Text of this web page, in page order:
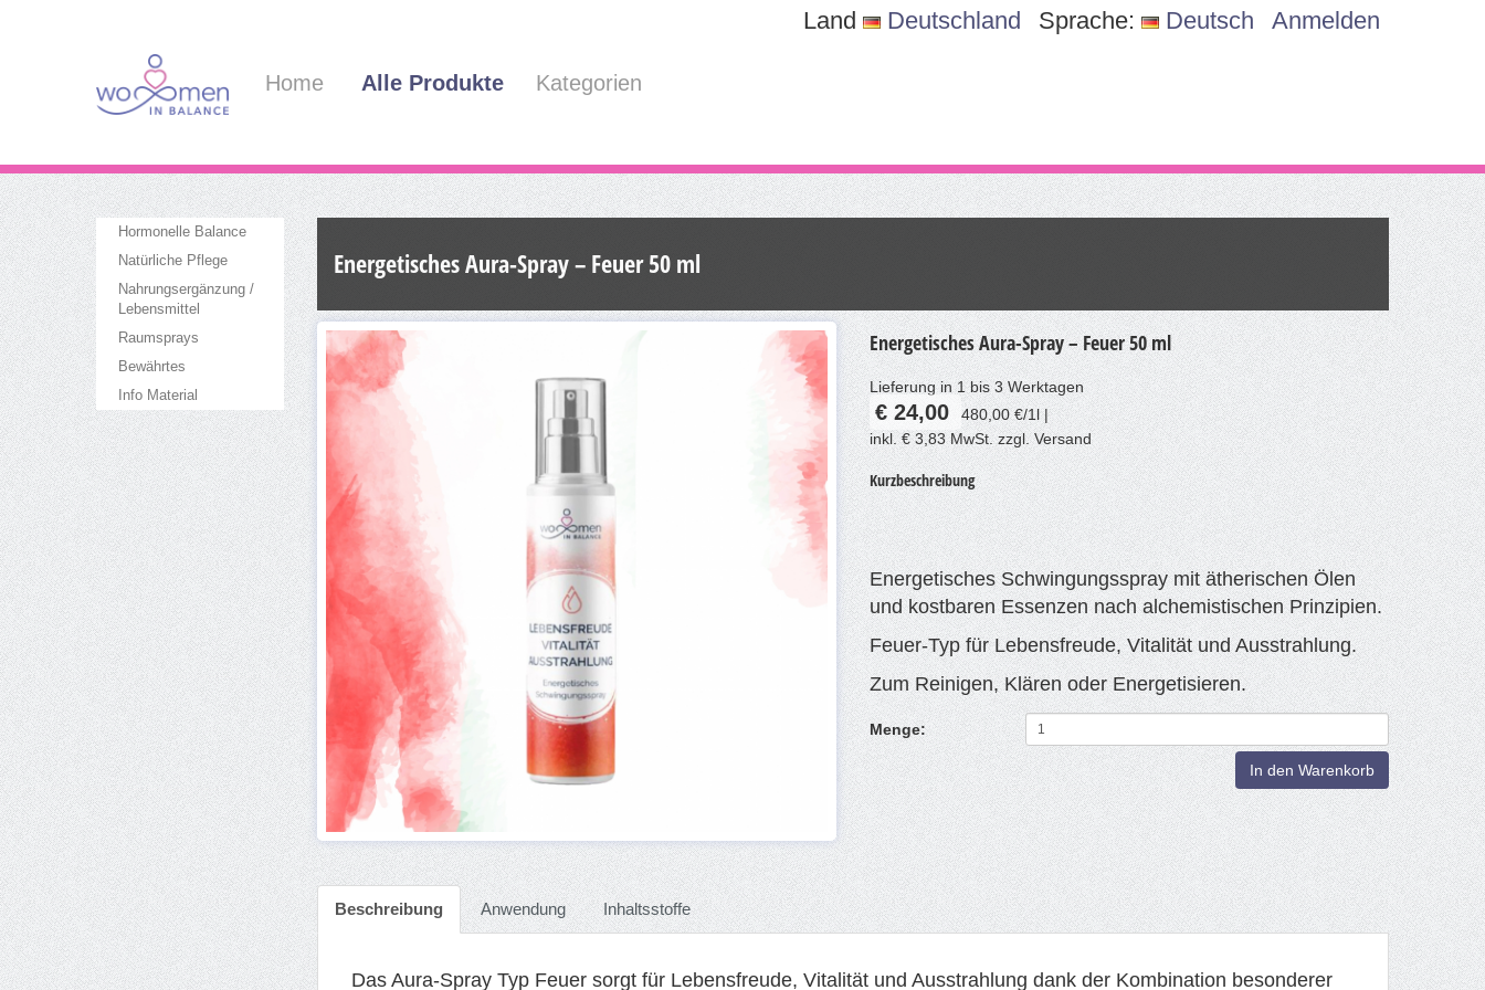
Land Deutschland Sprache: Deutsch Anmelden
Home Alle Produkte Kategorien
Hormonelle Balance
Natürliche Pflege
Nahrungsergänzung /
Lebensmittel
Raumsprays
Bewährtes
Info Material
Energetisches Aura-Spray – Feuer 50 ml
Energetisches Aura-Spray – Feuer 50 ml
Lieferung in 1 bis 3 Werktagen
€ 24,00
480,00 €/1l |
inkl. € 3,83 MwSt. zzgl. Versand
Kurzbeschreibung
Energetisches Schwingungsspray mit ätherischen Ölen
und kostbaren Essenzen nach alchemistischen Prinzipien.
Feuer-Typ für Lebensfreude, Vitalität und Ausstrahlung.
Zum Reinigen, Klären oder Energetisieren.
Menge:
In den Warenkorb
Beschreibung Anwendung Inhaltsstoffe
Das Aura-Spray Typ Feuer sorgt für Lebensfreude, Vitalität und Ausstrahlung dank der Kombination besonderer